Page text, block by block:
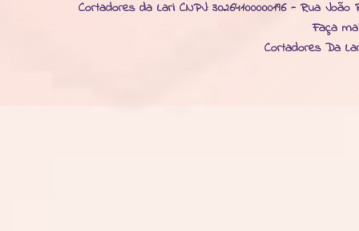
Cortadores da Lari CNPJ: 30264100000196 - Rua
Faça
Cortadores Da